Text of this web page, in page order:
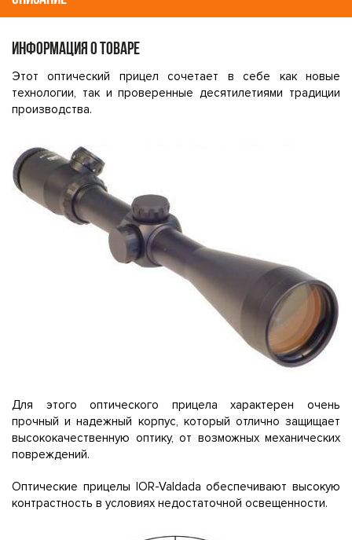
ИНФОРМАЦИЯ О ТОВАРЕ
Этот оптический прицел сочетает в себе как новые
технологии, так и проверенные десятилетиями традиции
производства.
Для этого оптического прицела характерен очень
прочный и надежный корпус, который отлично защищает
высококачественную оптику, от возможных механических
повреждений.
Оптические прицелы IOR-Valdada обеспечивают высокую
контрастность в условиях недостаточной освещенности.